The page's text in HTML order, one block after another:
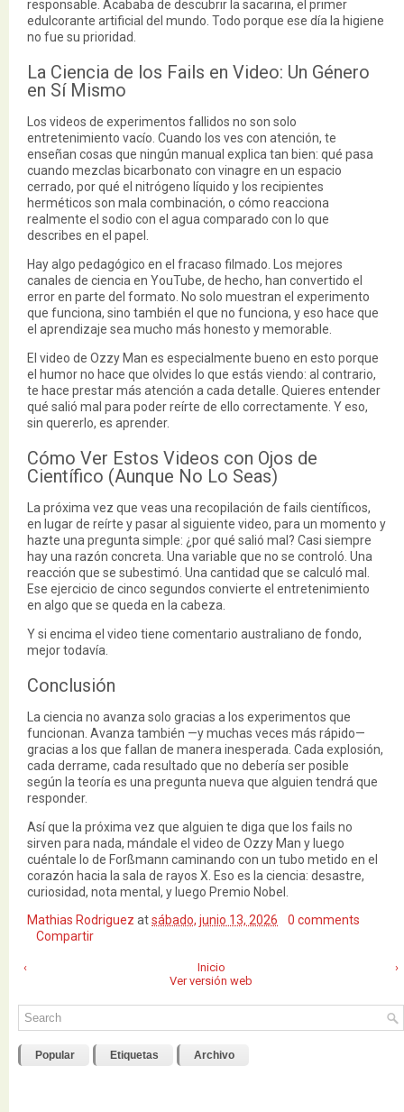
responsable. Acababa de descubrir la sacarina, el primer
edulcorante artificial del mundo. Todo porque ese día la higiene
no fue su prioridad.
La Ciencia de los Fails en Video: Un Género
en Sí Mismo
Los videos de experimentos fallidos no son solo
entretenimiento vacío. Cuando los ves con atención, te
enseñan cosas que ningún manual explica tan bien: qué pasa
cuando mezclas bicarbonato con vinagre en un espacio
cerrado, por qué el nitrógeno líquido y los recipientes
herméticos son mala combinación, o cómo reacciona
realmente el sodio con el agua comparado con lo que
describes en el papel.
Hay algo pedagógico en el fracaso filmado. Los mejores
canales de ciencia en YouTube, de hecho, han convertido el
error en parte del formato. No solo muestran el experimento
que funciona, sino también el que no funciona, y eso hace que
el aprendizaje sea mucho más honesto y memorable.
El video de Ozzy Man es especialmente bueno en esto porque
el humor no hace que olvides lo que estás viendo: al contrario,
te hace prestar más atención a cada detalle. Quieres entender
qué salió mal para poder reírte de ello correctamente. Y eso,
sin quererlo, es aprender.
Cómo Ver Estos Videos con Ojos de
Científico (Aunque No Lo Seas)
La próxima vez que veas una recopilación de fails científicos,
en lugar de reírte y pasar al siguiente video, para un momento y
hazte una pregunta simple: ¿por qué salió mal? Casi siempre
hay una razón concreta. Una variable que no se controló. Una
reacción que se subestimó. Una cantidad que se calculó mal.
Ese ejercicio de cinco segundos convierte el entretenimiento
en algo que se queda en la cabeza.
Y si encima el video tiene comentario australiano de fondo,
mejor todavía.
Conclusión
La ciencia no avanza solo gracias a los experimentos que
funcionan. Avanza también —y muchas veces más rápido—
gracias a los que fallan de manera inesperada. Cada explosión,
cada derrame, cada resultado que no debería ser posible
según la teoría es una pregunta nueva que alguien tendrá que
responder.
Así que la próxima vez que alguien te diga que los fails no
sirven para nada, mándale el video de Ozzy Man y luego
cuéntale lo de Forßmann caminando con un tubo metido en el
corazón hacia la sala de rayos X. Eso es la ciencia: desastre,
curiosidad, nota mental, y luego Premio Nobel.
Mathias Rodriguez atsábado, junio 13, 2026
0 comments
Compartir
‹ ›
Inicio
Ver versión web
Popular Etiquetas Archivo